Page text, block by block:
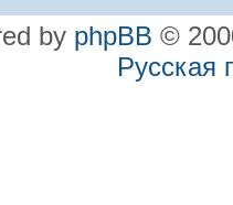
by phpBB ©
Русская